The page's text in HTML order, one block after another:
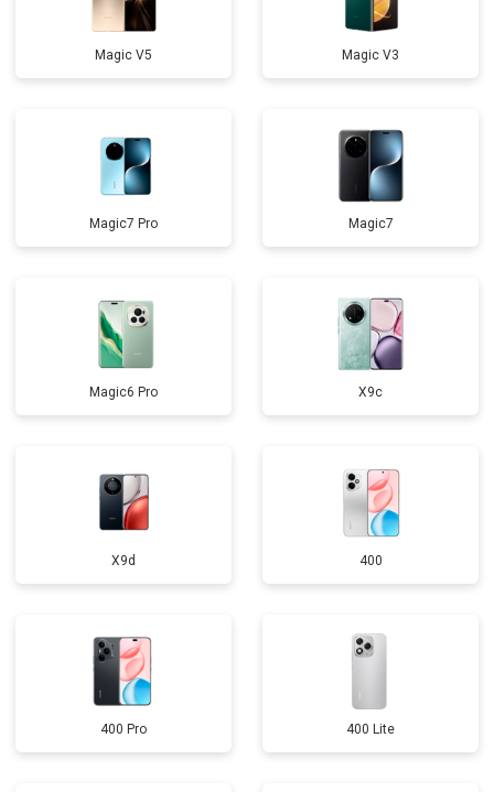
Magic V5 Magic V3
Magic7 Pro Magic7
Magic6 Pro X9c
X9d 400
400 Pro 400 Lite